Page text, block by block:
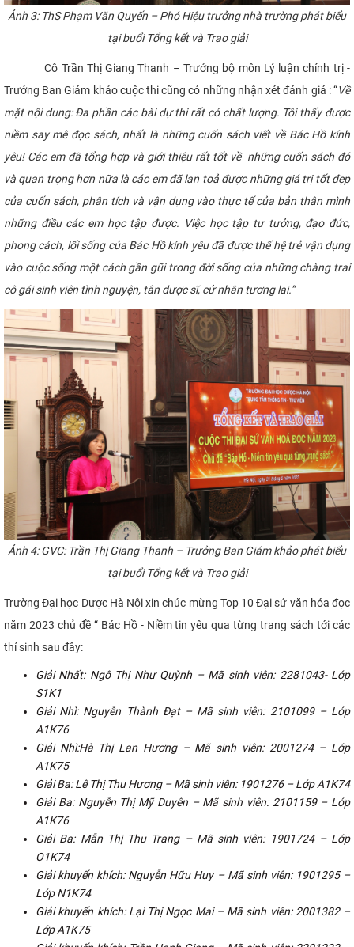
Ảnh 3: ThS Phạm Văn Quyến – Phó Hiệu trưởng nhà trường phát biểu
tại buổi Tổng kết và Trao giải
Cô Trần Thị Giang Thanh – Trưởng bộ môn Lý luận chính trị -
Trưởng Ban Giám khảo cuộc thi cũng có những nhận xét đánh giá : “Về
mặt nội dung: Đa phần các bài dự thi rất có chất lượng. Tôi thấy được
niềm say mê đọc sách, nhất là những cuốn sách viết về Bác Hồ kính
yêu! Các em đã tổng hợp và giới thiệu rất tốt về những cuốn sách đó
và quan trọng hơn nữa là các em đã lan toả được những giá trị tốt đẹp
của cuốn sách, phân tích và vận dụng vào thực tế của bản thân mình
những điều các em học tập được. Việc học tập tư tưởng, đạo đức,
phong cách, lối sống của Bác Hồ kính yêu đã được thế hệ trẻ vận dụng
vào cuộc sống một cách gần gũi trong đời sống của những chàng trai
cô gái sinh viên tình nguyện, tân dược sĩ, cử nhân tương lai.”
Ảnh 4: GVC: Trần Thị Giang Thanh – Trưởng Ban Giám khảo phát biểu
tạibuổi Tổng kết và Trao giải
Trường Đại học Dược Hà Nội xin chúc mừng Top 10 Đại sứ văn hóa đọc
năm 2023 chủ đề “ Bác Hồ - Niềm tin yêu qua từng trang sách tới các
thí sinh sau đây:
Giải Nhất: Ngô Thị Như Quỳnh – Mã sinh viên: 2281043- Lớp
S1K1
Giải Nhì: Nguyễn Thành Đạt – Mã sinh viên: 2101099 – Lớp
A1K76
Giải Nhì:Hà Thị Lan Hương – Mã sinh viên: 2001274 – Lớp
A1K75
Giải Ba: Lê Thị Thu Hương – Mã sinh viên: 1901276 – Lớp A1K74
Giải Ba: Nguyễn Thị Mỹ Duyên – Mã sinh viên: 2101159 – Lớp
A1K76
Giải Ba: Mẫn Thị Thu Trang – Mã sinh viên: 1901724 – Lớp
O1K74
Giải khuyến khích: Nguyễn Hữu Huy – Mã sinh viên: 1901295 –
Lớp N1K74
Giải khuyến khích: Lại Thị Ngọc Mai – Mã sinh viên: 2001382 –
Lớp A1K75